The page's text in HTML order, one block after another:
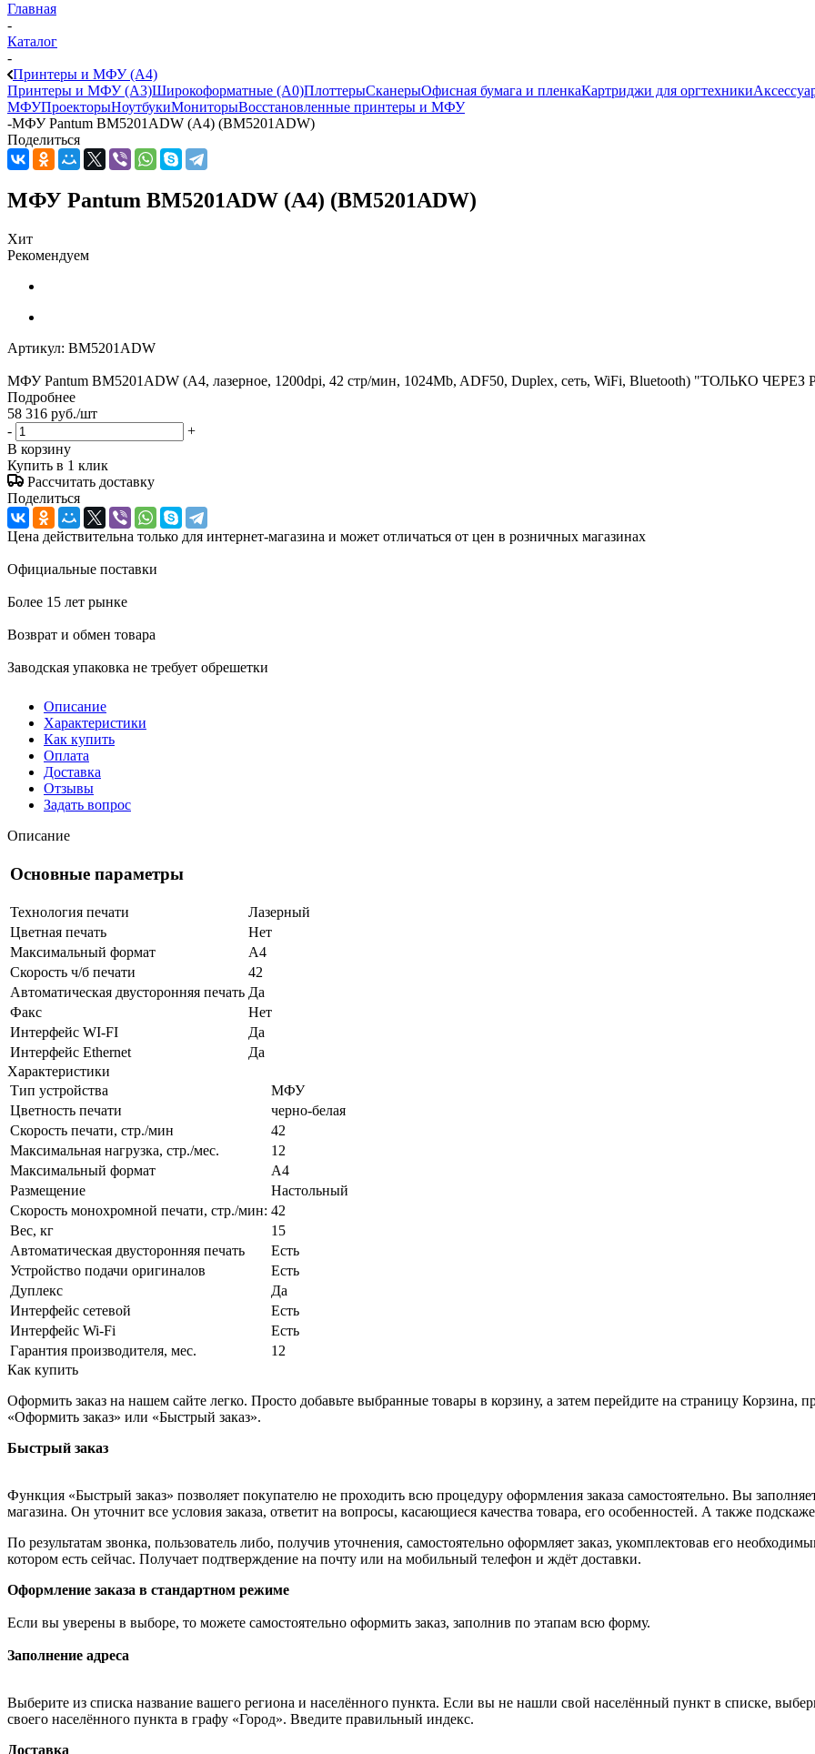
Главная
-
Каталог
-
Принтеры и МФУ (А4)
Принтеры и МФУ (А3)Широкоформатные (А0)ПлоттерыСканерыОфисная бумага и пленкаКартриджи для оргтехники
МФУПроекторыНоутбукиМониторыВосстановленные принтеры и МФУ
-МФУ Pantum BM5201ADW (A4) (BM5201ADW)
Поделиться
МФУ Pantum BM5201ADW (A4) (BM5201ADW)
Хит
Рекомендуем
Артикул: BM5201ADW
МФУ Pantum BM5201ADW (A4, лазерное, 1200dpi, 42 стр/мин, 1024Mb, ADF50, Duplex, сеть, WiFi, Bluetooth) "ТОЛЬКО
Подробнее
58 316 руб./шт
-
+
В корзину
Купить в 1 клик
Рассчитать доставку
Поделиться
Цена действительна только для интернет-магазина и может отличаться от цен в розничных магазинах
Официальные поставки
Более 15 лет рынке
Возврат и обмен товара
Заводская упаковка не требует обрешетки
Описание
Характеристики
Как купить
Оплата
Доставка
Отзывы
Задать вопрос
Описание
Основные параметры
Технология печати
Лазерный
Цветная печать
Нет
Максимальный формат
A4
Скорость ч/б печати
42
Автоматическая двусторонняя печать Да
Факс
Нет
Интерфейс WI-FI
Да
Интерфейс Ethernet
Да
Характеристики
Тип устройства
МФУ
Цветность печати
черно-белая
Скорость печати, стр./мин
42
Максимальная нагрузка, стр./мес.
12
Максимальный формат
А4
Размещение
Настольный
Скорость монохромной печати, стр./мин: 42
Вес, кг
15
Автоматическая двусторонняя печать
Есть
Устройство подачи оригиналов
Есть
Дуплекс
Да
Интерфейс сетевой
Есть
Интерфейс Wi-Fi
Есть
Гарантия производителя, мес.
12
Как купить
Оформить заказ на нашем сайте легко. Просто добавьте выбранные товары в корзину, а затем перейдите на страницу Корзина,
«Оформить заказ» или «Быстрый заказ».
Быстрый заказ
Функция «Быстрый заказ» позволяет покупателю не проходить всю процедуру оформления заказа самостоятельно. Вы
магазина. Он уточнит все условия заказа, ответит на вопросы, касающиеся качества товара, его особенностей. А также
По результатам звонка, пользователь либо, получив уточнения, самостоятельно оформляет заказ, укомплектовав его
котором есть сейчас. Получает подтверждение на почту или на мобильный телефон и ждёт доставки.
Оформление заказа в стандартном режиме
Если вы уверены в выборе, то можете самостоятельно оформить заказ, заполнив по этапам всю форму.
Заполнение адреса
Выберите из списка название вашего региона и населённого пункта. Если вы не нашли свой населённый пункт в списке,
своего населённого пункта в графу «Город». Введите правильный индекс.
Доставка